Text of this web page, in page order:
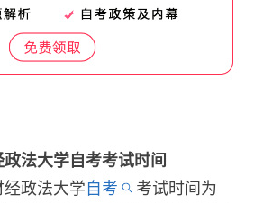
法大学自考考试时间
经政法大学 自考
考试时间为